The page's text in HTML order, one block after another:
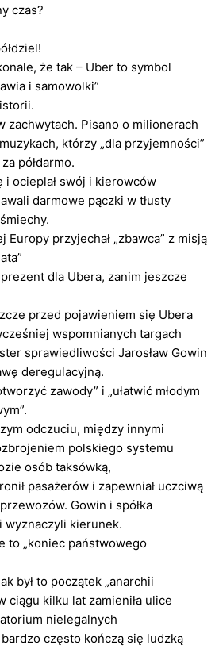
czas?
że tak – Uber to symbol
i samowolki”
zachwytach. Pisano o milionerach
którzy „dla przyjemności”
półdarmo.
i ocieplał swój i kierowców
darmowe pączki w tłusty
Europy przyjechał „zbawca” z misją
dla Ubera, zanim jeszcze
przed pojawieniem się Ubera
wspomnianych targach
sprawiedliwości Jarosław Gowin
deregulacyjną.
zawody” i „ułatwić młodym
odczuciu, między innymi
polskiego systemu
osób taksówką,
pasażerów i zapewniał uczciwą
Gowin i spółka
wyznaczyli kierunek.
to „koniec państwowego
był to początek „anarchii
ciągu kilku lat zamieniła ulice
nielegalnych
często kończą się ludzką